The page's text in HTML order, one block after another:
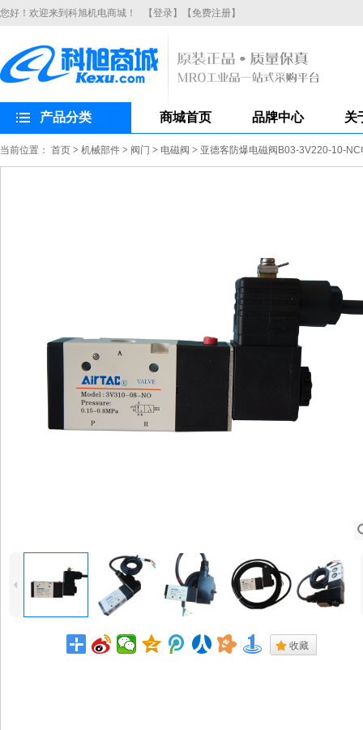
您好！欢迎来到科旭机电商城！ 【登录】 【免费注册】
产品分类 商城首页 品牌中心 关
当前位置： 首页 > 机械部件 > 阀门 > 电磁阀 > 亚德客防爆电磁阀B03-3V220-10-
4
. 收藏